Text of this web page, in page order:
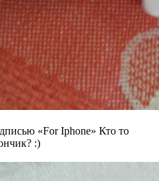
«For Iphone» Кто то
:)